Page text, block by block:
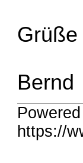
Grüße
Bernd
https://